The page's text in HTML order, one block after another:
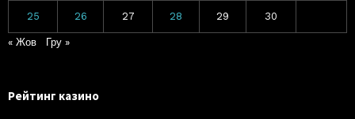
25 26 27 28 29 30
« Жов Гру »
Рейтинг казино